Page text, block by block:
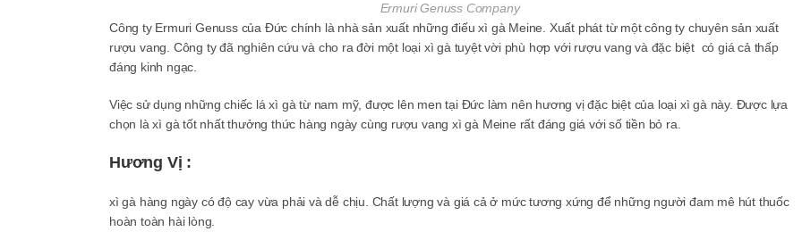
Ermuri Genuss Company
Công ty Ermuri Genuss của Đức chính là nhà sản xuất những điếu xì gà Meine. Xuất phát từ một công ty chuyên sản xuất
rượu vang. Công ty đã nghiên cứu và cho ra đời một loại xì gà tuyệt vời phù hợp với rượu vang và đặc biệt có giá cả thấp
đáng kinh ngạc.
Việc sử dụng những chiếc lá xì gà từ nam mỹ, được lên men tại Đức làm nên hương vị đặc biệt của loại xì gà này. Được lựa
chọn là xì gà tốt nhất thưởng thức hàng ngày cùng rượu vang xì gà Meine rất đáng giá với số tiền bỏ ra.
Hương Vị :
xì gà hàng ngày có độ cay vừa phải và dễ chịu. Chất lượng và giá cả ở mức tương xứng để những người đam mê hút thuốc
hoàn toàn hài lòng.